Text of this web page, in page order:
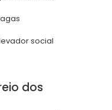
social
dos